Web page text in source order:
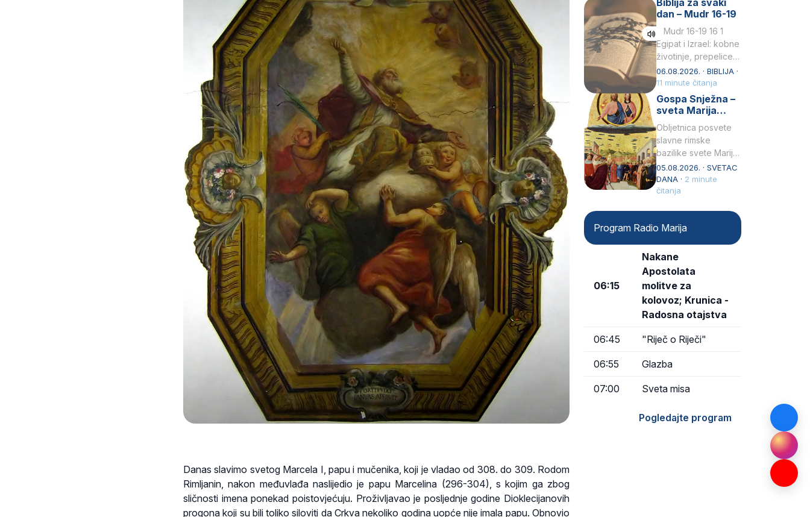
Danas slavimo svetog Marcela I, papu i mučenika, koji je vladao od 308. do 309. Rodom
Rimljanin, nakon međuvlađa naslijedio je papu Marcelina (296-304), s kojim ga zbog
sličnosti imena ponekad poistovjećuju. Proživljavao je posljednje godine Dioklecijanovih
progona koji su bili toliko siloviti da Crkva nekoliko godina uopće nije imala papu. Obnovio
Petar u svojoj
drugoj…
Biblija za svaki
dan – Mudr 16-19
Mudr 16-19 16 1
Egipat i Izrael: kobne
životinje, prepelice
Zato bijahu
primjereno kažnjeni
sličnim životinjamai
mučeni mnoštvom
06.08.2026. · BIBLIJA ·
11 minute čitanja
Gospa Snježna –
sveta Marija
Velika, zaštitnica
rimske bazilike
Obljetnica posvete
slavne rimske
bazilike svete Marije
Velike (Santa Maria
Maggiore) u narodu
se slavi kao Gospa
05.08.2026. · SVETAC
DANA · 2 minute
čitanja
Program Radio Marija
06:15
Nakane
Apostolata
molitve za
kolovoz; Krunica -
Radosna otajstva
06:45 "Riječ o Riječi"
06:55 Glazba
07:00 Sveta misa
Pogledajte program